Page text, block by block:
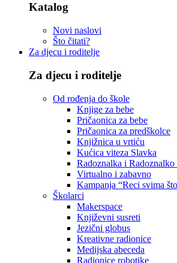
Katalog
Novi naslovi
Što čitati?
Za djecu i roditelje
Za djecu i roditelje
Od rođenja do škole
Knjige za bebe
Pričaonica za bebe
Pričaonica za predškolce
Knjižnica u vrtiću
Kućica viteza Slavka
Radoznalka i
Virtualno i zabavno
Kampanja “Reci svima
Školarci
Makerspace
Književni susreti
Jezični globus
Kreativne radionice
Medijska abeceda
Radionice robotike